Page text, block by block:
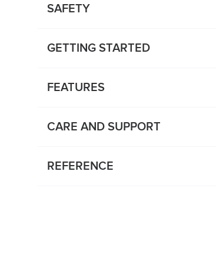
SAFETY
GETTING STARTED
FEATURES
CARE AND SUPPORT
REFERENCE